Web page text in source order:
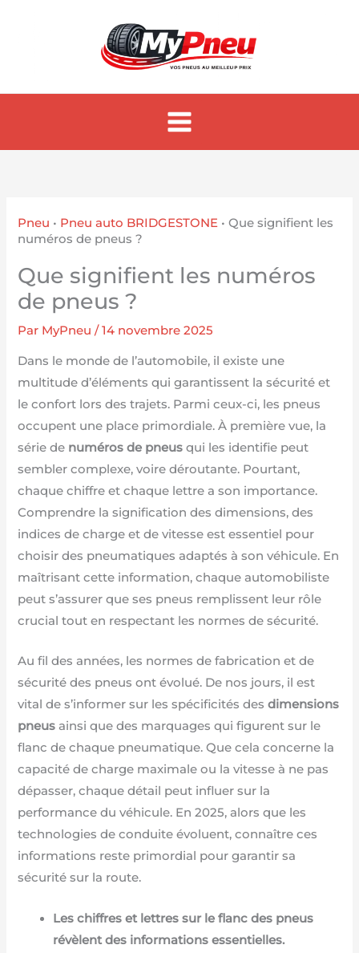
Pneu • Pneu auto BRIDGESTONE •Que signifient les
numéros de pneus ?
Que signifient les numéros
de pneus ?
Par MyPneu/14 novembre 2025
Dans le monde de l’automobile, il existe une
multitude d’éléments qui garantissent la sécurité et
le confort lors des trajets. Parmi ceux-ci, les pneus
occupent une place primordiale. À première vue, la
série de numéros de pneus qui les identifie peut
sembler complexe, voire déroutante. Pourtant,
chaque chiffre et chaque lettre a son importance.
Comprendre la signification des dimensions, des
indices de charge et de vitesse est essentiel pour
choisir des pneumatiques adaptés à son véhicule. En
maîtrisant cette information, chaque automobiliste
peut s’assurer que ses pneus remplissent leur rôle
crucial tout en respectant les normes de sécurité.
Au fil des années, les normes de fabrication et de
sécurité des pneus ont évolué. De nos jours, il est
vital de s’informer sur les spécificités desdimensions
pneus ainsi que des marquages qui figurent sur le
flanc de chaque pneumatique. Que cela concerne la
capacité de charge maximale ou la vitesse à ne pas
dépasser, chaque détail peut influer sur la
performance du véhicule. En 2025, alors que les
technologies de conduite évoluent, connaître ces
informations reste primordial pour garantir sa
sécurité sur la route.
Les chiffres et lettres sur le flanc des pneus
révèlent des informations essentielles.